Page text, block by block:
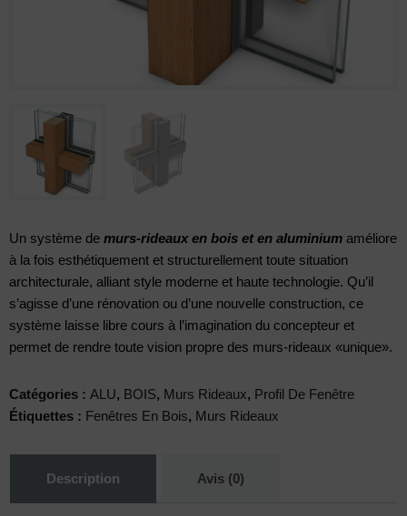
Un système de murs-rideaux en bois et en aluminium améliore
à la fois esthétiquement et structurellement toute situation
architecturale, alliant style moderne et haute technologie. Qu’il
s’agisse d’une rénovation ou d’une nouvelle construction, ce
système laisse libre cours à l’imagination du concepteur et
permet de rendre toute vision propre des murs-rideaux «unique».
Catégories : ALU, BOIS, Murs Rideaux, Profil De Fenêtre
Étiquettes : Fenêtres En Bois, Murs Rideaux
Description Avis (0)